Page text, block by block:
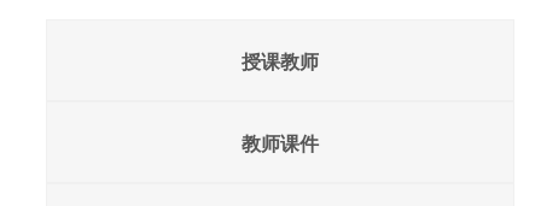
授课教师
教师课件